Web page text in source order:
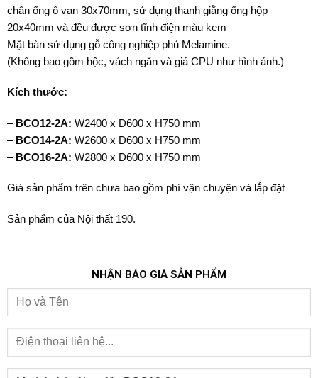
chân ống ô van 30x70mm, sử dụng thanh giằng ống hộp
20x40mm và đều được sơn tĩnh điện màu kem
Mặt bàn sử dụng gỗ công nghiệp phủ Melamine.
(Không bao gồm hộc, vách ngăn và giá CPU như hình ảnh.)
Kích thước:
– BCO12-2A: W2400 x D600 x H750 mm
– BCO14-2A: W2600 x D600 x H750 mm
– BCO16-2A: W2800 x D600 x H750 mm
Giá sản phẩm trên chưa bao gồm phí vận chuyện và lắp đặt
Sản phẩm của Nội thất 190.
NHẬN BÁO GIÁ SẢN PHẨM